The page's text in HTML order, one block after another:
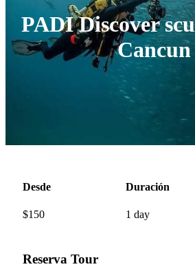
PADI Discover
Cancun
Desde
$150
Duración
1 day
Reserva Tour